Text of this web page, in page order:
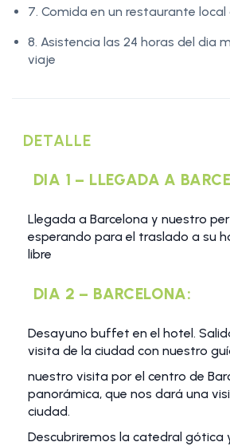
7. Comida en un restaurante
8. Asistencia las 24 horas del dia
viaje
DETALLE
DIA 1 – LLEGADA A
Llegada a Barcelona y nuestro
esperando para el traslado a su
libre
DIA 2 – BARCELONA:
Desayuno buffet en el hotel.
visita de la ciudad con nuestro
nuestro visita por el centro de
panorámica, que nos dará una
ciudad.
Descubriremos la catedral gótica